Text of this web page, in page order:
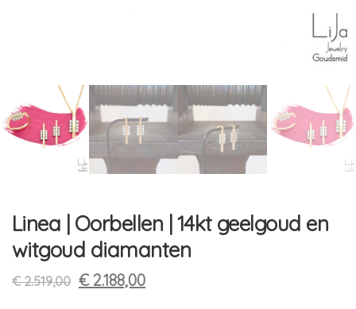
Linea | Oorbellen | 14kt geelgoud en
witgoud diamanten
€2.519,00 Oorspronkelijke
€2.188,00Huidige